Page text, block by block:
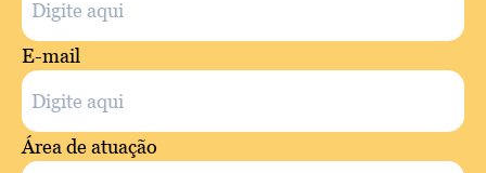
E-mail
Área de atuação